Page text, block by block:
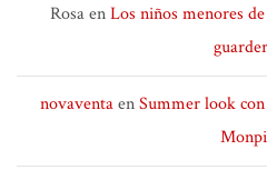
RosaenLos niños menores
novaventaenSummer look